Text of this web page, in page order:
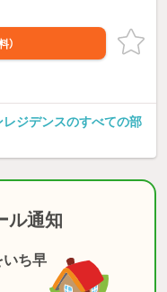
）
ジデンスのすべての部
ル通知
いち早